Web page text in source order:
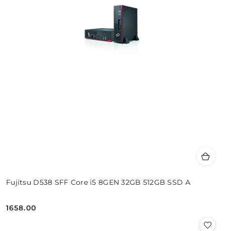
Fujitsu D538 SFF Core i5 8GEN 32GB 512GB SSD A
Cena:
1658.00